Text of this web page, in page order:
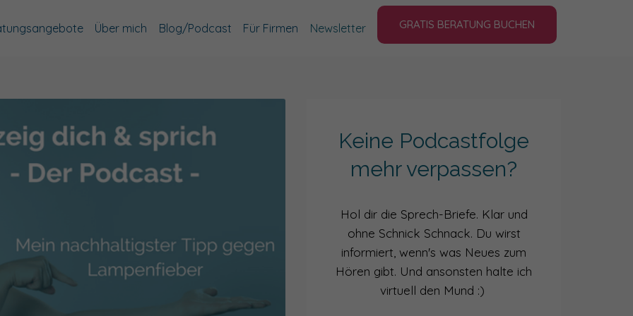
Über mich Blog/Podcast Für Firmen Newsletter GRATIS BERATUNG BUCHEN
Keine Podcastfolge
mehr verpassen?
Hol dir die Sprech-Briefe. Klar und
ohne Schnick Schnack. Du wirst
informiert, wenn's was Neues zum
Hören gibt. Und ansonsten halte ich
virtuell den Mund :)